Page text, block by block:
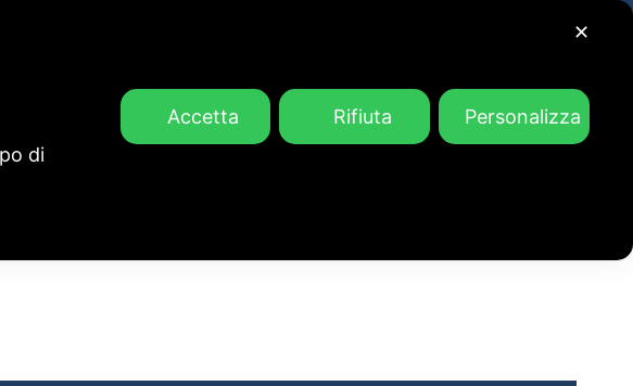
✕
di
Accetta Rifiuta Personalizza